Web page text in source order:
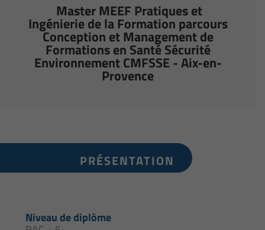
Master MEEF Pratiques et
Ingénierie de la Formation parcours
Conception et Management de
Formations en Santé Sécurité
Environnement CMFSSE - Aix-en-
Provence
PRÉSENTATION
Niveau de diplôme